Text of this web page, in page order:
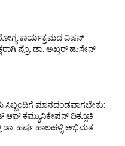
ಕಾರ್ಯಕ್ರಮದ ವಿಷನ್
ಪ್ರೊ. ಡಾ. ಅಖ್ತರ್ ಹುಸೇನ್
ಸಿಬ್ಬಂದಿಗೆ ಮಾನದಂಡವಾಗಬೇಕು:
ಆಫ್ ಕಮ್ಯುನಿಕೇಷನ್ ದಿಕ್ಸೂಚಿ
ಡಾ. ಹರ್ಷ ಹಾಲಹಳ್ಳಿ ಅಭಿಮತ